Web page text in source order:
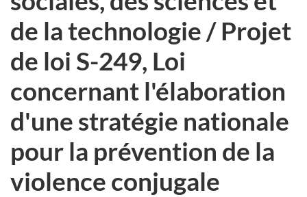
de la technologie / Projet
de loi S-249, Loi
concernant l'élaboration
d'une stratégie nationale
pour la prévention de la
violence conjugale